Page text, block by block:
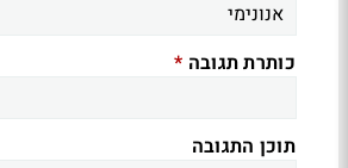
כותרת תגובה *
תוכן התגובה